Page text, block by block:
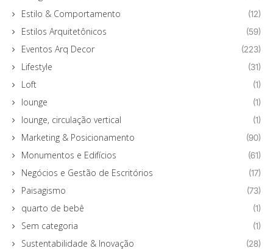
Estilo & Comportamento (12)
Estilos Arquitetônicos (59)
Eventos Arq Decor (223)
Lifestyle (31)
Loft (1)
lounge (1)
lounge, circulação vertical (1)
Marketing & Posicionamento (90)
Monumentos e Edifícios (61)
Negócios e Gestão de Escritórios (17)
Paisagismo (73)
quarto de bebê (1)
Sem categoria (1)
Sustentabilidade & Inovação (28)